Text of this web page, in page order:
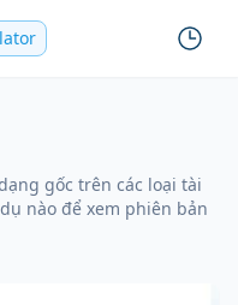
gốc trên các loại tài
nào để xem phiên bản